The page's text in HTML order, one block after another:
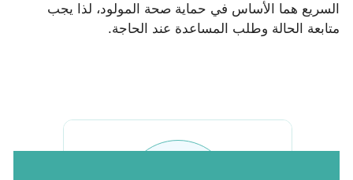
السريع هما الأساس في حماية صحة المولود، لذا يجب
متابعة الحالة وطلب المساعدة عند الحاجة.